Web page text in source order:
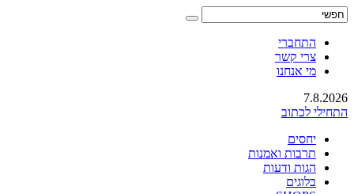
התחברי
צרי קשר
מי אנחנו
7.8.2026
התחילי לכתוב
יחסים
תרבות ואמנות
הגות ודעות
בלוגים